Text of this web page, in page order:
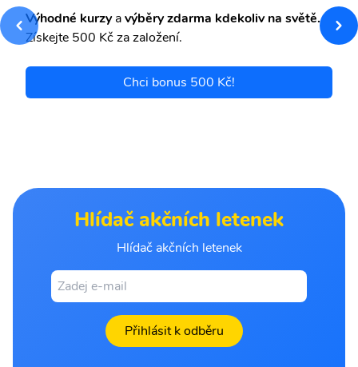
Výhodné kurzyavýběry zdarma kdekoliv na světě.
Získejte 500 Kč za založení.
Chci bonus 500 Kč!
Hlídač akčních letenek
Hlídač akčních letenek
Přihlásit k odběru